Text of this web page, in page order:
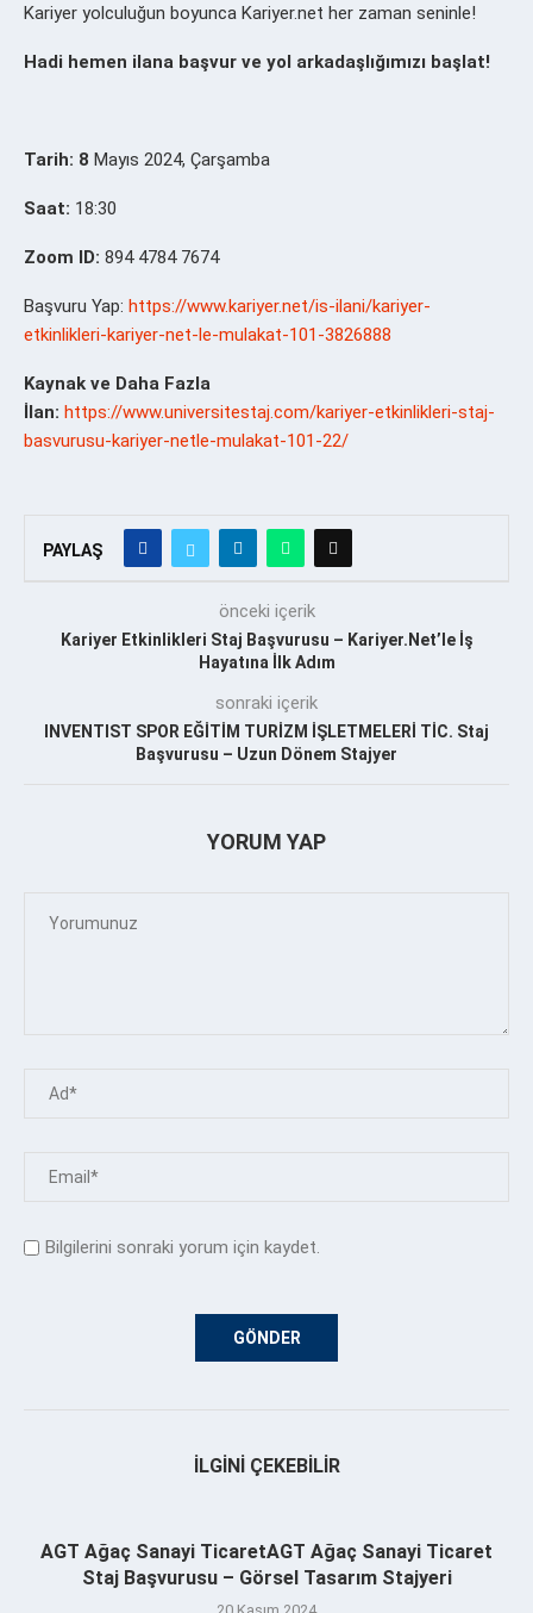
Kariyer yolculuğun boyunca Kariyer.net her zaman seninle!
Hadi hemen ilana başvur ve yol arkadaşlığımızı başlat!
Tarih: 8 Mayıs 2024, Çarşamba
Saat: 18:30
Zoom ID: 894 4784 7674
Başvuru Yap: https://www.kariyer.net/is-ilani/kariyer-
etkinlikleri-kariyer-net-le-mulakat-101-3826888
Kaynak ve Daha Fazla
İlan: https://www.universitestaj.com/kariyer-etkinlikleri-staj-
basvurusu-kariyer-netle-mulakat-101-22/
PAYLAŞ
önceki içerik
Kariyer Etkinlikleri Staj Başvurusu – Kariyer.Net’le İş
Hayatına İlk Adım
sonraki içerik
INVENTIST SPOR EĞİTİM TURİZM İŞLETMELERİ TİC. Staj
Başvurusu – Uzun Dönem Stajyer
YORUM YAP
Bilgilerini sonraki yorum için kaydet.
İLGINI ÇEKEBILIR
AGT Ağaç Sanayi TicaretAGT Ağaç Sanayi Ticaret
Staj Başvurusu – Görsel Tasarım Stajyeri